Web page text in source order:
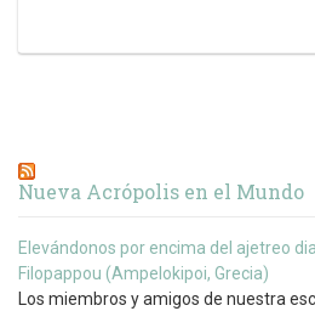
Nueva Acrópolis en el Mundo
Elevándonos por encima del ajetreo
Filopappou (Ampelokipoi, Grecia)
Los miembros y amigos de nuestra